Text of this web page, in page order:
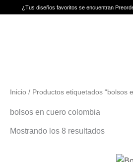
¿Tus diseños favoritos se encuentran
Inicio / Productos etiquetados “bolsos
bolsos en cuero colombia
Mostrando los 8 resultados